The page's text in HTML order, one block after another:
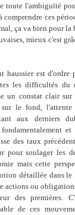
toute l'ambiguïté
ces
ça va bien pour la
mieux c'est
haussier est d'ordre
les difficultés du
un constat clair
le fond, l'attente
aux derniers
des taux
pour soulager les
mais cette
détaillée dans
actions ou
des premières.
de ces